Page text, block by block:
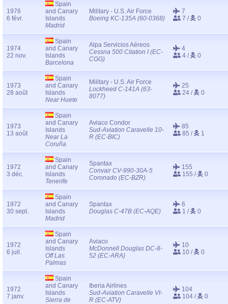
1976
6 févr.
Spain
and Canary
Islands
Madrid
Military - U.S. Air Force
Boeing KC-135A (60-0368)
7
7 /
0
1974
22 nov.
Spain
and Canary
Islands
Barcelona
Alpa Servicios Aéreos
Cessna 500 Citation I (EC-
CGG)
4
4 /
0
1973
28 août
Spain
and Canary
Islands
Near Huete
Military - U.S. Air Force
Lockheed C-141A (63-
8077)
25
24 /
0
1973
13 août
Spain
and Canary
Islands
Near La
Coruña
Aviaco Condor
Sud-Aviation Caravelle 10-
R (EC-BIC)
85
85 /
1
1972
3 déc.
Spain
and Canary
Islands
Tenerife
Spantax
Convair CV-990-30A-5
Coronado (EC-BZR)
155
155 /
0
1972
30 sept.
Spain
and Canary
Islands
Madrid
Spantax
Douglas C-47B (EC-AQE)
6
1 /
0
1972
6 juil.
Spain
and Canary
Islands
Off Las
Palmas
Aviaco
McDonnell Douglas DC-8-
52 (EC-ARA)
10
10 /
0
1972
7 janv.
Spain
and Canary
Islands
Sierra de
Iberia Airlines
Sud-Aviation Caravelle VI-
R (EC-ATV)
104
104 /
0